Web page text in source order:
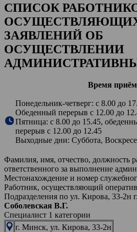
СПИСОК
ЗАЯВЛЕНИЙ ОБ
ОСУЩЕСТВЛЕНИИ
Время
Понедельник-четверг: с 8.00 до
Обеденный перерыв с 12.00 до
Пятница: с 8.00 до 15.45,
перерыв с 12.00 до 12.45
Выходные дни: Суббота,
Фамилия, имя, отчество, должность
ответственного за выполнение
Местонахождение и номер
Работник, осуществляющий
Подразделения по ул. Кирова, 33-2н
Соболевская В.Г.
Специалист 1 категории
г. Минск, ул. Кирова, 33-2н